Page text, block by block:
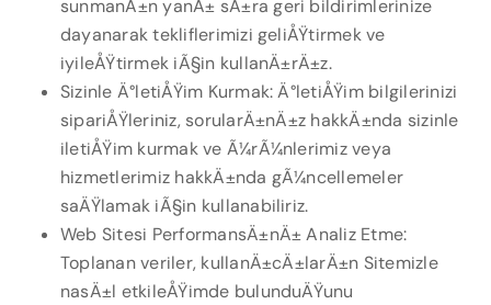
sunmanÄ±n yanÄ± sÄ±ra geri bildirimlerinize
dayanarak tekliflerimizi geliÅŸtirmek ve
iyileÅŸtirmek iÃ§in kullanÄ±rÄ±z.
Sizinle Ä°letiÅŸim Kurmak: Ä°letiÅŸim bilgilerinizi
sipariÅŸleriniz, sorularÄ±nÄ±z hakkÄ±nda sizinle
iletiÅŸim kurmak ve Ã¼rÃ¼nlerimiz veya
hizmetlerimiz hakkÄ±nda gÃ¼ncellemeler
saÄŸlamak iÃ§in kullanabiliriz.
Web Sitesi PerformansÄ±nÄ± Analiz Etme:
Toplanan veriler, kullanÄ±cÄ±larÄ±n Sitemizle
nasÄ±l etkileÅŸimde bulunduÄŸunu